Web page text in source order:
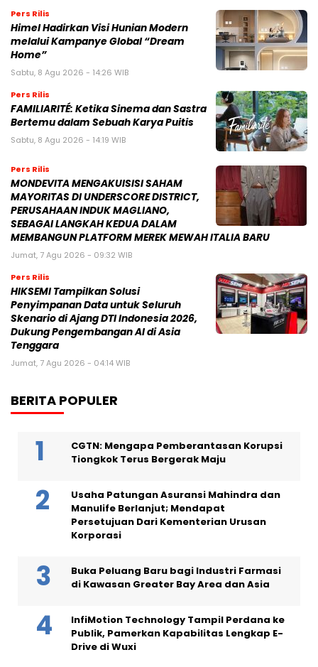
Pers Rilis
Himel Hadirkan Visi Hunian Modern
melalui Kampanye Global “Dream
Home”
Sabtu, 8 Agu 2026 - 14:26 WIB
Pers Rilis
FAMILIARITÉ: Ketika Sinema dan Sastra
Bertemu dalam Sebuah Karya Puitis
Sabtu, 8 Agu 2026 - 14:19 WIB
Pers Rilis
MONDEVITA MENGAKUISISI SAHAM
MAYORITAS DI UNDERSCORE DISTRICT,
PERUSAHAAN INDUK MAGLIANO,
SEBAGAI LANGKAH KEDUA DALAM
MEMBANGUN PLATFORM MEREK MEWAH ITALIA BARU
Jumat, 7 Agu 2026 - 09:32 WIB
Pers Rilis
HIKSEMI Tampilkan Solusi
Penyimpanan Data untuk Seluruh
Skenario di Ajang DTI Indonesia 2026,
Dukung Pengembangan AI di Asia
Tenggara
Jumat, 7 Agu 2026 - 04:14 WIB
BERITA POPULER
CGTN: Mengapa Pemberantasan Korupsi
Tiongkok Terus Bergerak Maju
Usaha Patungan Asuransi Mahindra dan
Manulife Berlanjut; Mendapat
Persetujuan Dari Kementerian Urusan
Korporasi
Buka Peluang Baru bagi Industri Farmasi
di Kawasan Greater Bay Area dan Asia
InfiMotion Technology Tampil Perdana ke
Publik, Pamerkan Kapabilitas Lengkap E-
Drive di Wuxi